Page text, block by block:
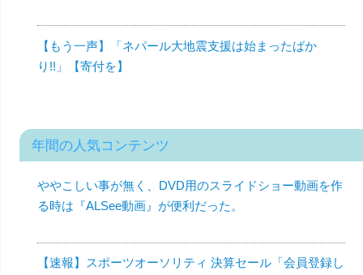
【もう一声】「ネパール大地震支援は始まったばか
り!!」【寄付を】
年間の人気コンテンツ
ややこしい事が無く、DVD用のスライドショー動画を作
る時は『ALSee動画』が便利だった。
【速報】スポーツオーソリティ 決算セール「会員登録し